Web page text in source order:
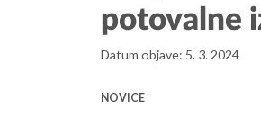
potovalne
Datum objave: 5. 3. 2024
NOVICE